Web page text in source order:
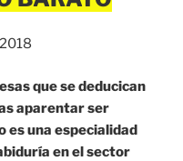
que se deducican
aparentar ser
es una especialidad
en el sector